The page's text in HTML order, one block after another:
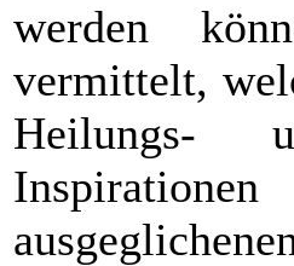
werden
vermittelt,
Heilungs-